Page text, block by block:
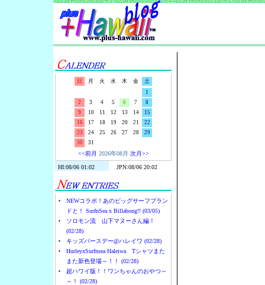
日 月 火 水 木 金
土
1
2
3 4 5 6 7
8
9
10 11 12 13 14
15
16
17 18 19 20 21
22
23
24 25 26 27 28
29
30
31
<<前月 2026年08月 次月>>
NEWコラボ！あのビッグサーフブラン
ドと！ SurfnSea x Billabong!! (03/05)
ソロモン流 山下マヌーさん編！
(02/28)
キッズバースデー@ハレイワ (02/28)
HurleyxSurfnsea Haleiwa Tシャツまた
また新色登場～！！ (02/28)
超ハワイ版！！ワンちゃんのおやつ～
～！ (02/28)